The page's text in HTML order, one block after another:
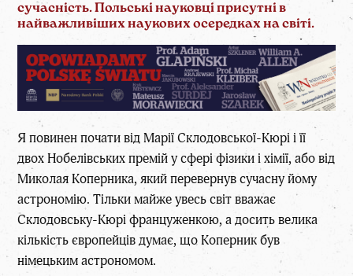
сучасність. Польські науковці присутні в
найважливіших наукових осередках на світі.
Я повинен почати від Марії Склодовської-Кюрі і її
двох Нобелівських премій у сфері фізики і хімії, або від
Миколая Коперника, який перевернув сучасну йому
астрономію. Тільки майже увесь світ вважає
Склодовську-Кюрі француженкою, а досить велика
кількість європейців думає, що Коперник був
німецьким астрономом.